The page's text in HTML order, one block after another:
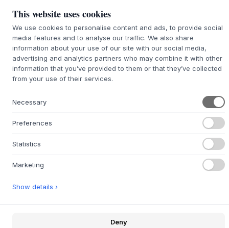
for any kind of attachment. Let's stick with
"Fixations réglables". One more thought:
"velcroløsning" could also be translated as
"fermeture auto-agrippante" if it refers to the
closure mechanism. But "løsning" (solution) points
more towards a "system" or "method". "Système
auto-agrippant" is a solid choice.Fixations
Charcoal
TAILLE: 18X14-35X9 CM.
épuisée. Peut-être qu'on peut l'obtenir pour
This website uses cookies
We use cookies to personalise content and ads, to provide social
media features and to analyse our traffic. We also share
information about your use of our site with our social media,
advertising and analytics partners who may combine it with other
information that you’ve provided to them or that they’ve collected
from your use of their services.
Necessary
Preferences
Statistics
Marketing
Show details ›
Deny